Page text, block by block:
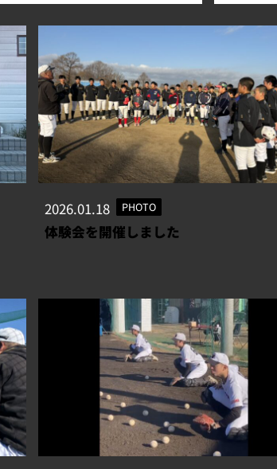
2026.01.18 PHOTO
体験会を開催しました